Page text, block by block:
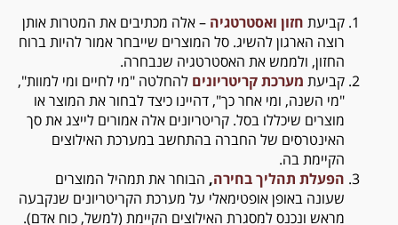
קביעת חזון ואסטרטגיה – אלה מכתיבים את המטרות אותן
רוצה הארגון להשיג. סל המוצרים שייבחר אמור להיות ברוח
החזון, ולממש את האסטרטגיה שנבחרה.
קביעת מערכת קריטריונים להחלטה "מי לחיים ומי למוות",
"מי השנה, ומי אחר כך", דהיינו כיצד לבחור את המוצר או
מוצרים שיכללו בסל. קריטריונים אלה אמורים לייצג את סך
האינטרסים של החברה בהתחשב במערכת האילוצים
הקיימת בה.
הפעלת תהליך בחירה, הבוחר את תמהיל המוצרים
שעונה באופן אופטימאלי על מערכת הקריטריונים שנקבעה
מראש ונכנס למסגרת האילוצים הקיימת (למשל, כוח אדם).